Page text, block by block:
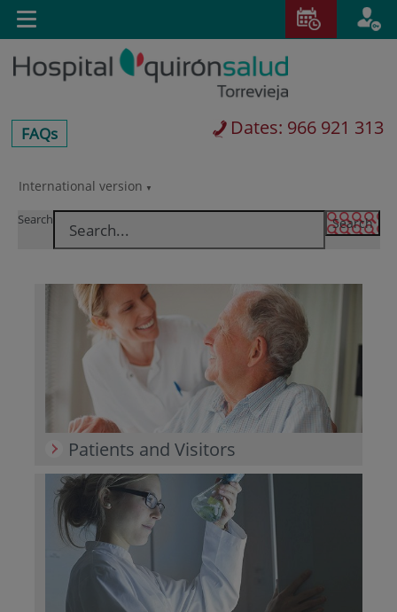
Jump to content
Jump
content
Language
Active
en
International version
centros-
faq
FAQs Dates: 966 921 313
Search
Toggle
navigation
Patients and Visitors